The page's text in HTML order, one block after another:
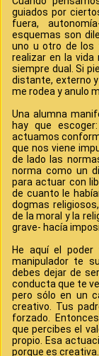
guiados por
fuera,
esquemas son
uno u otro de los
realizar en la vida
siempre dual. Si
distante, externo
me rodea y anulo
Una alumna
hay que
actuamos
que nos viene
de lado las
norma como un
para actuar con
de cuanto le
dogmas
de la moral y la
grave- hacía
He aquí el
manipulador te
debes dejar de
conducta que te
pero sólo en un
creativo. Tus
forzado.
que percibes el
propio. Esa
porque es creativa.